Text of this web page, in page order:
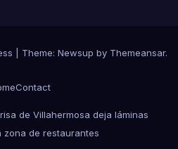
Theme: Newsup by Themeansar.
Contact
de Villahermosa deja láminas
zona de restaurantes